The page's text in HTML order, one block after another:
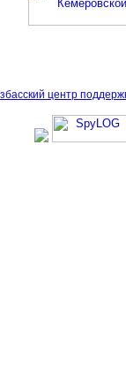
центр